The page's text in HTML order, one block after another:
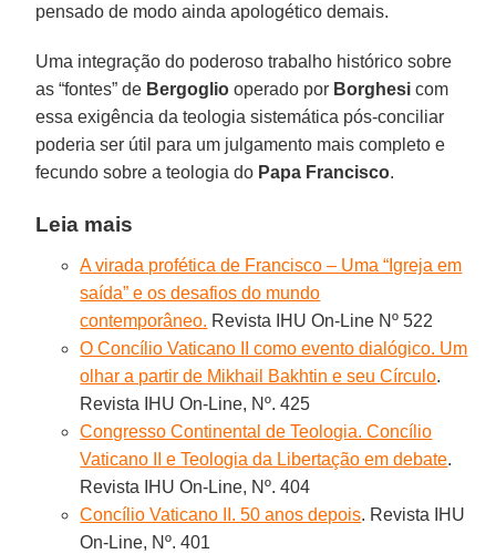
pensado de modo ainda apologético demais.
Uma integração do poderoso trabalho histórico sobre
as “fontes” de Bergoglio operado por Borghesi com
essa exigência da teologia sistemática pós-conciliar
poderia ser útil para um julgamento mais completo e
fecundo sobre a teologia do Papa Francisco.
Leia mais
A virada profética de Francisco – Uma “Igreja em
saída” e os desafios do mundo
contemporâneo. Revista IHU On-Line Nº 522
O Concílio Vaticano II como evento dialógico. Um
olhar a partir de Mikhail Bakhtin e seu Círculo.
Revista IHU On-Line, Nº. 425
Congresso Continental de Teologia. Concílio
Vaticano II e Teologia da Libertação em debate.
Revista IHU On-Line, Nº. 404
Concílio Vaticano II. 50 anos depois. Revista IHU
On-Line, Nº. 401